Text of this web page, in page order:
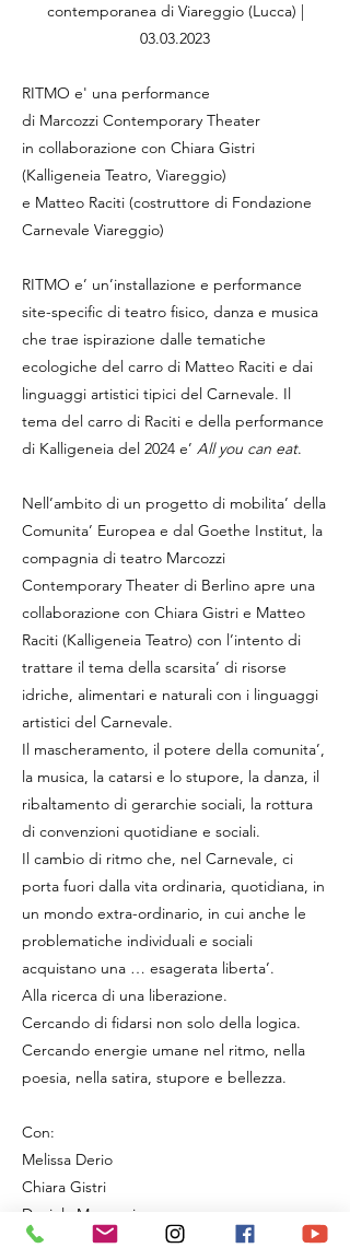
contemporanea di Viareggio (Lucca) |
03.03.2023
RITMO e' una performance
di Marcozzi Contemporary Theater
in collaborazione con Chiara Gistri
(Kalligeneia Teatro, Viareggio)
e Matteo Raciti (costruttore di Fondazione
Carnevale Viareggio)
RITMO e’ un’installazione e performance
site-specific di teatro fisico, danza e musica
che trae ispirazione dalle tematiche
ecologiche del carro di Matteo Raciti e dai
linguaggi artistici tipici del Carnevale. Il
tema del carro di Raciti e della performance
di Kalligeneia del 2024 e’ All you can eat.
Nell’ambito di un progetto di mobilita’ della
Comunita’ Europea e dal Goethe Institut, la
compagnia di teatro Marcozzi
Contemporary Theater di Berlino apre una
collaborazione con Chiara Gistri e Matteo
Raciti (Kalligeneia Teatro) con l’intento di
trattare il tema della scarsita’ di risorse
idriche, alimentari e naturali con i linguaggi
artistici del Carnevale.
Il mascheramento, il potere della comunita’,
la musica, la catarsi e lo stupore, la danza, il
ribaltamento di gerarchie sociali, la rottura
di convenzioni quotidiane e sociali.
Il cambio di ritmo che, nel Carnevale, ci
porta fuori dalla vita ordinaria, quotidiana, in
un mondo extra-ordinario, in cui anche le
problematiche individuali e sociali
acquistano una … esagerata liberta’.
Alla ricerca di una liberazione.
Cercando di fidarsi non solo della logica.
Cercando energie umane nel ritmo, nella
poesia, nella satira, stupore e bellezza.
Con:
Melissa Derio
Chiara Gistri
Daniela Marcozzi
Stephanie Ornelas Day